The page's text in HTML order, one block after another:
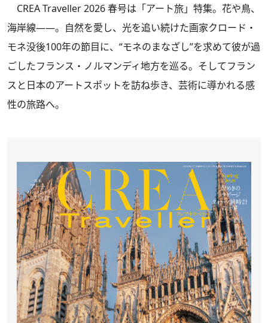
CREA Traveller 2026 春号は「アート旅」特集。花や鳥、
海岸線――。自然を愛し、光を追い続けた画家クロード・
モネ没後100年の節目に、“モネのまなざし”を求めて彼が過
ごしたフランス・ノルマンディ地方を巡る。そしてフラン
スと日本のアートスポットを訪ね歩き、芸術に導かれる感
性の旅路へ。